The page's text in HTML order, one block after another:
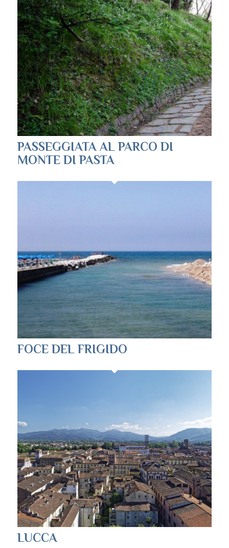
PASSEGGIATA AL PARCO DI
MONTE DI PASTA
FOCE DEL FRIGIDO
LUCCA